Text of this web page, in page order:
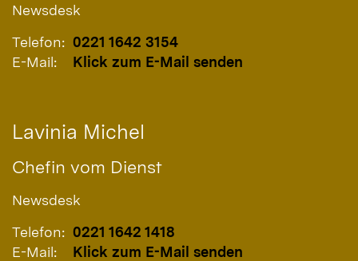
Newsdesk
Telefon: 0221 1642 3154
E-Mail:
Klick zum E-Mail senden
Lavinia Michel
Chefin vom Dienst
Newsdesk
Telefon: 0221 1642 1418
E-Mail:
Klick zum E-Mail senden